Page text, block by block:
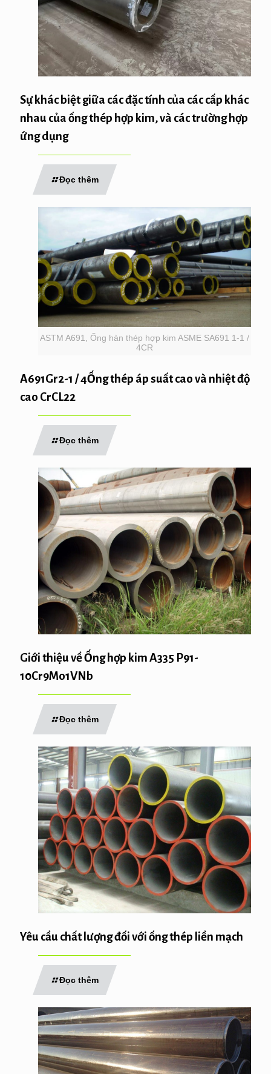
Sự khác biệt giữa các đặc tính của các cấp khác
nhau của ống thép hợp kim, và các trường hợp
ứng dụng
Đọc thêm
ASTM A691, Ống hàn thép hợp kim ASME SA691 1-1 /
4CR
A691Gr2-1 / 4Ống thép áp suất cao và nhiệt độ
cao CrCL22
Đọc thêm
Giới thiệu về Ống hợp kim A335 P91-
10Cr9Mo1VNb
Đọc thêm
Yêu cầu chất lượng đối với ống thép liền mạch
Đọc thêm